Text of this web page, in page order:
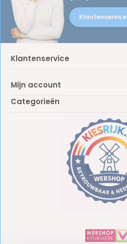
Klantenservice
Klantenservice
Mijn account
Categorieën